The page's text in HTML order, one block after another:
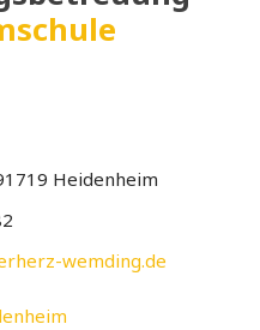
Heidenheim
wemding.de